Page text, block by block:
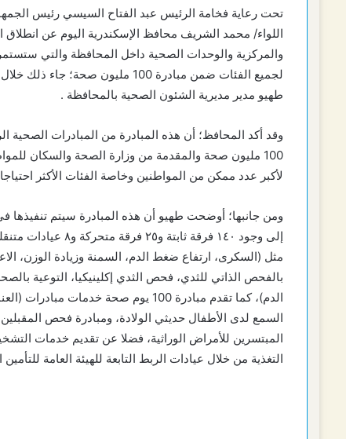
تحت رعاية فخامة الرئيس عبد الفتاح السيسي رئيس
لجميع الفئات ضمن مبادرة 100
طهيو مدير مديرية الشئون الصحية بالمحافظة .
وقد أكد المحافظ؛ أن هذه المبادرة من المبادرات الصحية
100 مليون صحة والمقدمة من وزارة الصحة والسكان
لأكبر عدد ممكن من المواطنين وخاصة الفئات الأكثر
ومن جانبها؛ أوضحت طهيو أن هذه المبادرة سيتم تنفيذها
إلى وجود ١٤٠ فرقة
مثل (السكرى، ارتفاع ضغط الدم، السمنة وزيادة الوزن،
بالفحص الذاتي للثدي، فحص الثدي إكلينيكيا، التوعية
الدم)، كما تقدم مبادرة 100 يوم صحة
السمع لدى الأطفال حديثي الولادة، ومبادرة فحص
المبتسرين للأمراض الوراثية، فضلا عن تقديم خدمات
التغذية من خلال عيادات الربط التابعة للهيئة العامة